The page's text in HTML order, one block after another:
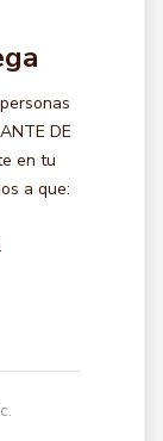
DE
en tu
a que: